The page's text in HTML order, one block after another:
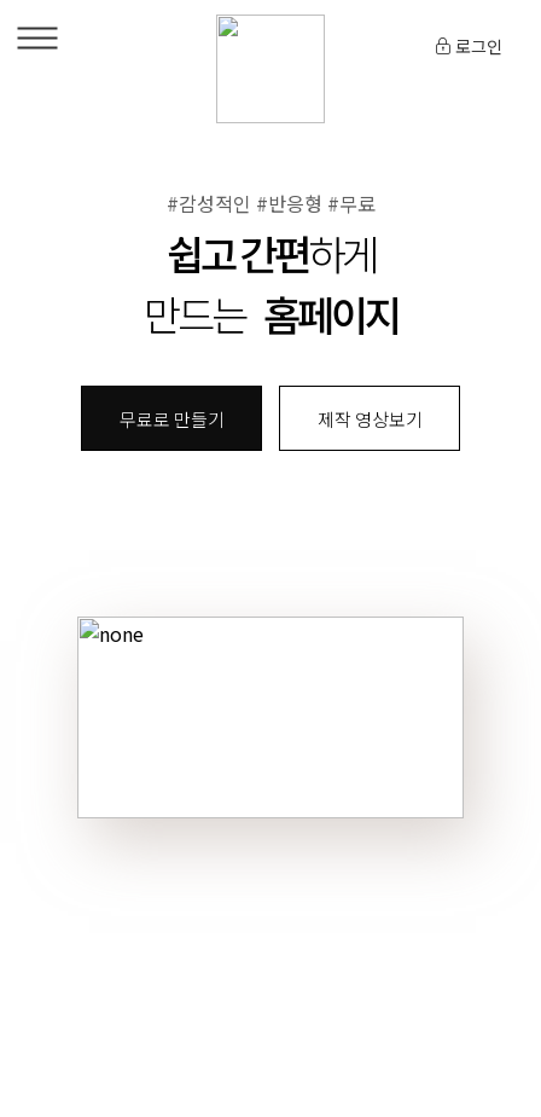
로그인
#감성적인 #반응형 #무료
쉽고 간편하게
만드는 홈페이지
무료로 만들기 제작 영상보기